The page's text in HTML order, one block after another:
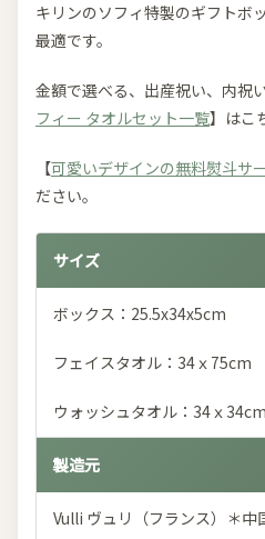
キリンのソフィ特製のギフトボ
最適です。
金額で選べる、出産祝い、内祝
フィー タオルセット一覧】はこ
【可愛いデザインの無料熨斗サ
ださい。
サイズ
ボックス：25.5x34x5cm
フェイスタオル：34ｘ75cm
ウォッシュタオル：34ｘ34cm
製造元
Vulli ヴュリ（フランス）＊中